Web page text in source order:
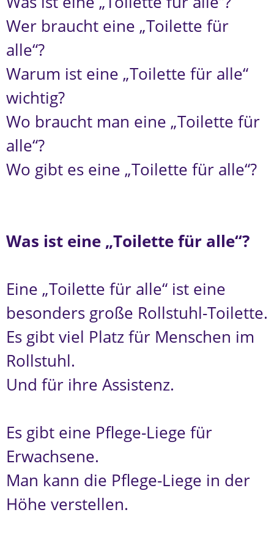
Wer braucht eine „Toilette für
alle“?
Warum ist eine „Toilette für alle“
wichtig?
Wo braucht man eine „Toilette für
alle“?
Wo gibt es eine „Toilette für alle“?
Was ist eine „Toilette für alle“?
Eine „Toilette für alle“ ist eine
besonders große Rollstuhl-Toilette.
Es gibt viel Platz für Menschen im
Rollstuhl.
Und für ihre Assistenz.
Es gibt eine Pflege-Liege für
Erwachsene.
Man kann die Pflege-Liege in der
Höhe verstellen.